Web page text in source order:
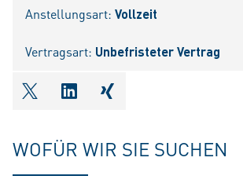
Anstellungsart: Vollzeit
Vertragsart: Unbefristeter Vertrag
shareOntwitter
shareOnlinkedIn
shareOnxing
WOFÜR WIR SIE SUCHEN